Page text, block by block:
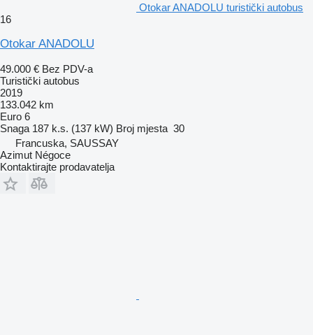
Otokar ANADOLU turistički autobus
16
Otokar ANADOLU
49.000 € Bez PDV-a
Turistički autobus
2019
133.042 km
Euro 6
Snaga 187 k.s. (137 kW) Broj mjesta 30
Francuska, SAUSSAY
Azimut Négoce
Kontaktirajte prodavatelja